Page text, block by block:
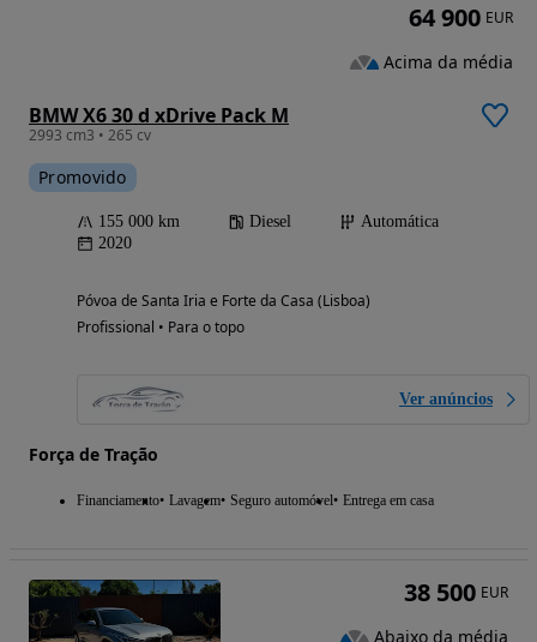
BMW X6 30 d xDrive Pack M
2993 cm3 • 265 cv
Promovido
155 000 km Diesel
Automática
2020
Póvoa de Santa Iria e Forte da Casa (Lisboa)
Profissional • Para o topo
Ver anúncios
Força de Tração
Financiamento Lavagem Seguro automóvel Entrega em casa
64 900 EUR
Acima da média
38 500 EUR
Abaixo da média